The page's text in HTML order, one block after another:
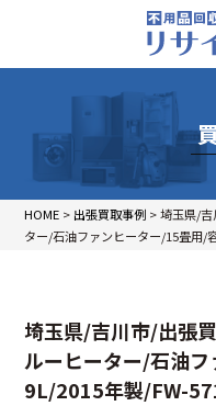
HOME > 出張買取事例 >埼玉県/
ター/石油ファンヒーター/15畳用/
埼玉県/吉川市/出張
ルーヒーター/石油
9L/2015年製/FW-